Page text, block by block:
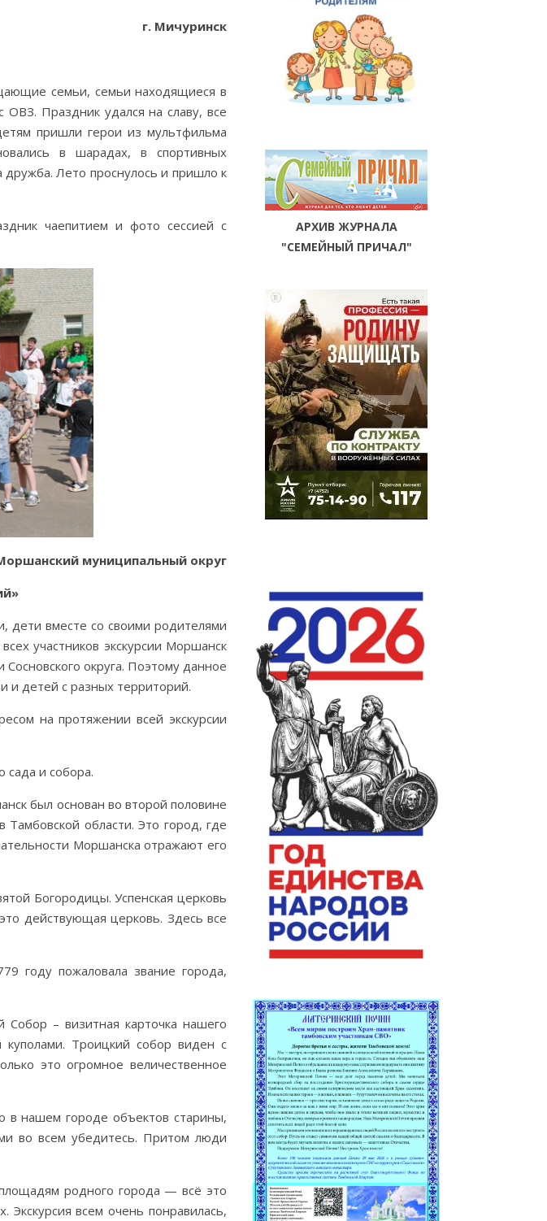
г. Мичуринск
семьи, семьи находящиеся в
Праздник удался на славу, все
пришли герои из мультфильма
в шарадах, в спортивных
Лето проснулось и пришло к
чаепитием и фото сессией с
муниципальный округ
дети вместе со своими родителями
участников экскурсии Моршанск
округа. Поэтому данное
и детей с разных территорий.
на протяжении всей экскурсии
сада и собора.
был основан во второй половине
Тамбовской области. Это город, где
Моршанска отражают его
Богородицы. Успенская церковь
действующая церковь. Здесь все
году пожаловала звание города,
Собор – визитная карточка нашего
Троицкий собор виден с
это огромное величественное
в нашем городе объектов старины,
во всем убедитесь. Притом люди
площадям родного города — всё это
Экскурсия всем очень понравилась,
АРХИВ ЖУРНАЛА
"СЕМЕЙНЫЙ ПРИЧАЛ"